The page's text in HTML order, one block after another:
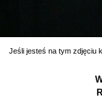
Jeśli jesteś na tym zdjęciu